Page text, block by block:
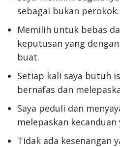
sebagai bukan perokok.
Memilih untuk bebas
keputusan yang
buat.
Setiap kali saya butuh
bernafas dan
Saya peduli dan
melepaskan
Tidak ada kesenangan